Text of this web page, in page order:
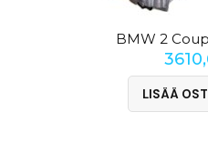
BMW 2
LISÄÄ